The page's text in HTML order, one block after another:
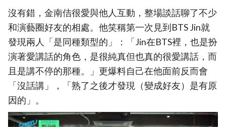
沒有錯，金南佶很愛與他人互動，整場談話聊了不少
和演藝圈好友的相處。他笑稱第一次見到BTS Jin就
發現兩人「是同種類型的」：「Jin在BTS裡，也是扮
演著愛講話的角色，是很純真但也真的很愛講話，而
且是講不停的那種。」更爆料自己在他面前反而會
「沒話講」，「熟了之後才發現（變成好友）是有原
因的」。